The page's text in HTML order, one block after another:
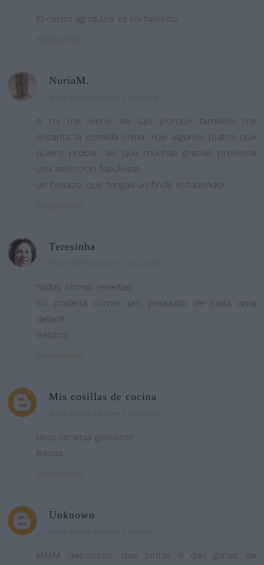
El cerdo agridulce es mi favorito.
Responder
NuriaM.
A mi me viene de lujo porque también me
encanta la comida china. Hay algunos platos que
quiero probar, así que muchas gracias preciosa!
Una selección fabulosa!!
Un besazo, que tengas un finde estupendo!
Responder
Teresinha
Todas ótimas receitas!
Eu poderia comer um pouquito de cada uma
delas!!!
Besitos
Responder
Mis cosillas de cocina
Unas recetas geniales!!
Besos
Responder
Unknown
MMM deliciosos, que pintas !!! dan ganas de